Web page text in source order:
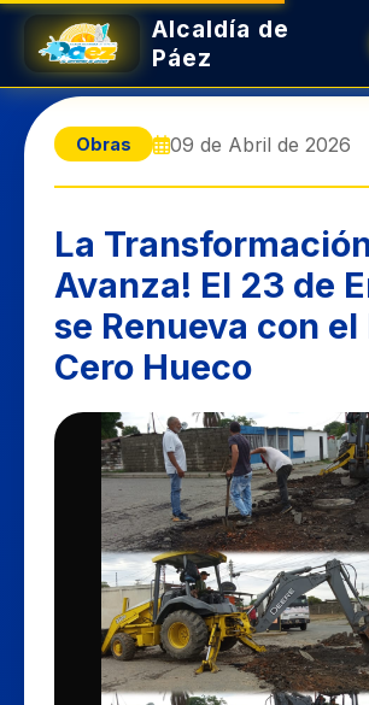
Alcaldía de
Páez
Obras 09 de Abril de 2026
La
Avanza! El 23 de
se Renueva con el
Cero Hueco